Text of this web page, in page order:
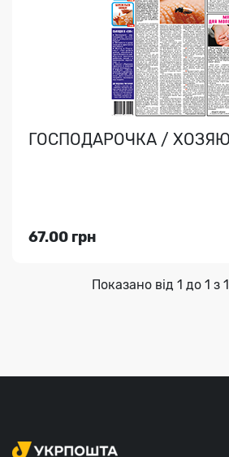
ГОСПОДАРОЧКА /
67.00 грн
Показано від 1 до 1 з